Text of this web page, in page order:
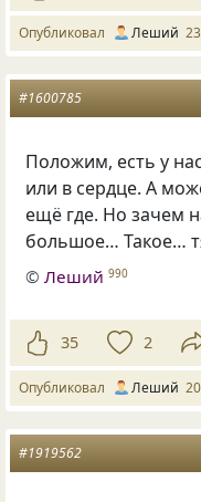
Опубликовал Леший
#1600785
Положим, есть у
или в сердце. А
ещё где. Но зачем
большое… Такое…
©Леший 990
35 2
Опубликовал Леший
#1919562